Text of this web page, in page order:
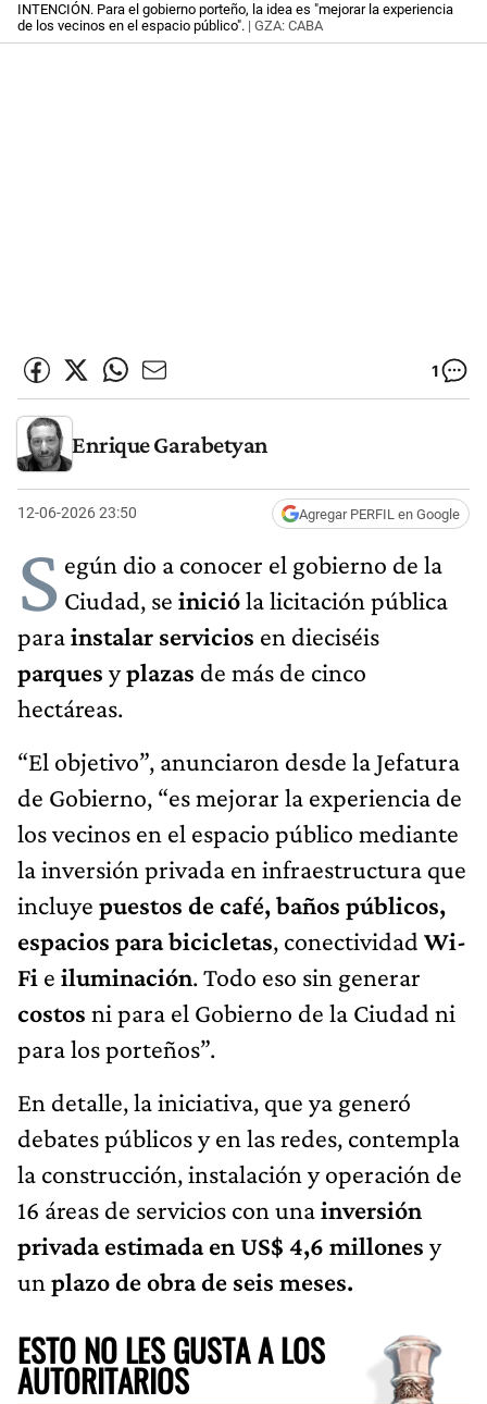
INTENCIÓN. Para el gobierno porteño, la idea es "mejorar la experiencia
de los vecinos en el espacio público". | GZA: CABA
1
Enrique Garabetyan
12-06-2026 23:50 Agregar PERFIL en Google
S egún dio a conocer el gobierno de la
Ciudad, se inicióla licitación pública
parainstalar servicios en dieciséis
parques yplazas de más de cinco
hectáreas.
“El objetivo”, anunciaron desde la Jefatura
de Gobierno, “es mejorar la experiencia de
los vecinos en el espacio público mediante
la inversión privada en infraestructura que
incluye puestos de café, baños públicos,
espacios para bicicletas, conectividad Wi-
Fi e iluminación. Todo eso sin generar
costos ni para el Gobierno de la Ciudad ni
para los porteños”.
En detalle, la iniciativa, que ya generó
debates públicos y en las redes, contempla
la construcción, instalación y operación de
16 áreas de servicios con unainversión
privada estimada en US$ 4,6 millones y
un plazo de obra de seis meses.
ESTO NO LES GUSTA A LOS
AUTORITARIOS